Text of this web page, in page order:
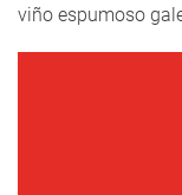
viño espumoso